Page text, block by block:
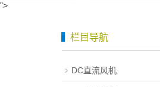
">
栏目导航
DC直流风机